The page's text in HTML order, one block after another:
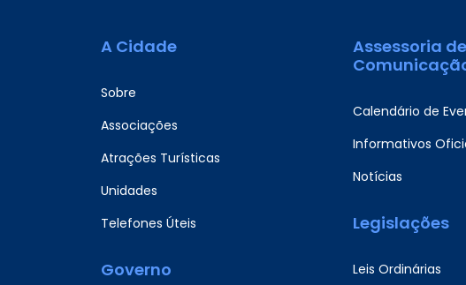
A Cidade
Sobre
Associações
Atrações Turísticas
Unidades
Telefones Úteis
Governo
Assessoria de
Calendário de
Informativos
Notícias
Legislações
Leis Ordinárias